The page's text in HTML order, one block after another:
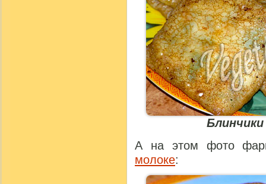
А на этом фото
молоке: